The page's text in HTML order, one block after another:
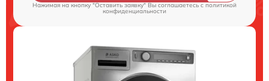
Нажимая на кнопку "Оставить заявку" Вы соглашаетесь cполитикой
конфиденциальности